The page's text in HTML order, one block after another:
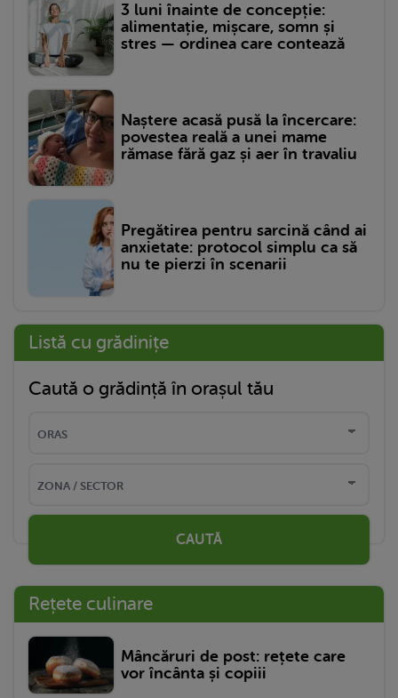
3 luni înainte de concepție:
alimentație, mișcare, somn și
stres — ordinea care contează
Naștere acasă pusă la încercare:
povestea reală a unei mame
rămase fără gaz și aer în travaliu
Pregătirea pentru sarcină când ai
anxietate: protocol simplu ca să
nu te pierzi în scenarii
Listă cu grădinițe
Caută o grădință în orașul tău
CAUTĂ
Rețete culinare
Mâncăruri de post: rețete care
vor încânta și copiii